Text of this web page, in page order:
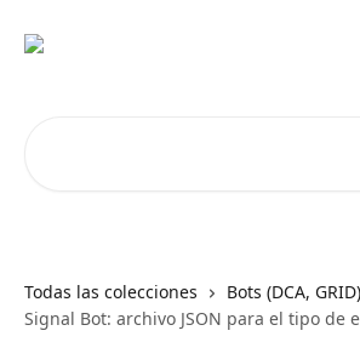
Todas las colecciones Bots (DCA, GRID)
Signal Bot: archivo JSON para el tipo de